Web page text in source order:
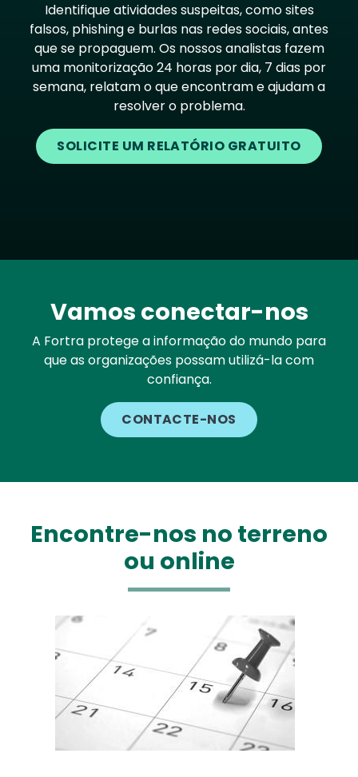
Identifique atividades suspeitas, como sites
falsos, phishing e burlas nas redes sociais, antes
que se propaguem. Os nossos analistas fazem
uma monitorização 24 horas por dia, 7 dias por
semana, relatam o que encontram e ajudam a
resolver o problema.
SOLICITE UM RELATÓRIO GRATUITO
Vamos conectar-nos
A Fortra protege a informação do mundo para
que as organizações possam utilizá-la com
confiança.
CONTACTE-NOS
Encontre-nos no terreno
ou online